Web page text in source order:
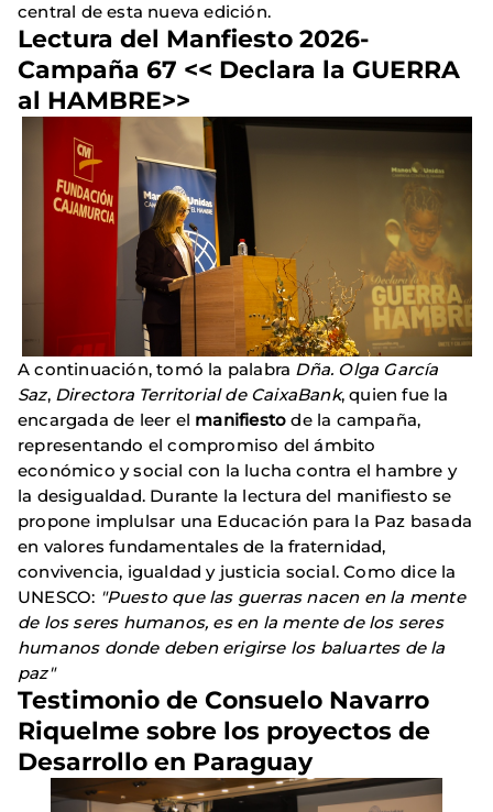
central de esta nueva edición.
Lectura del Manfiesto 2026-
Campaña 67 << Declara la GUERRA
al HAMBRE>>
A continuación, tomó la palabra Dña. Olga García
Saz, Directora Territorial de CaixaBank, quien fue la
encargada de leer el manifiestode la campaña,
representando el compromiso del ámbito
económico y social con la lucha contra el hambre y
la desigualdad. Durante la lectura del manifiesto se
propone implulsar una Educación para la Paz basada
en valores fundamentales de la fraternidad,
convivencia, igualdad y justicia social. Como dice la
UNESCO: "Puesto que las guerras nacen en la mente
de los seres humanos, es en la mente de los seres
humanos donde deben erigirse los baluartes de la
paz"
Testimonio de Consuelo Navarro
Riquelme sobre los proyectos de
Desarrollo en Paraguay